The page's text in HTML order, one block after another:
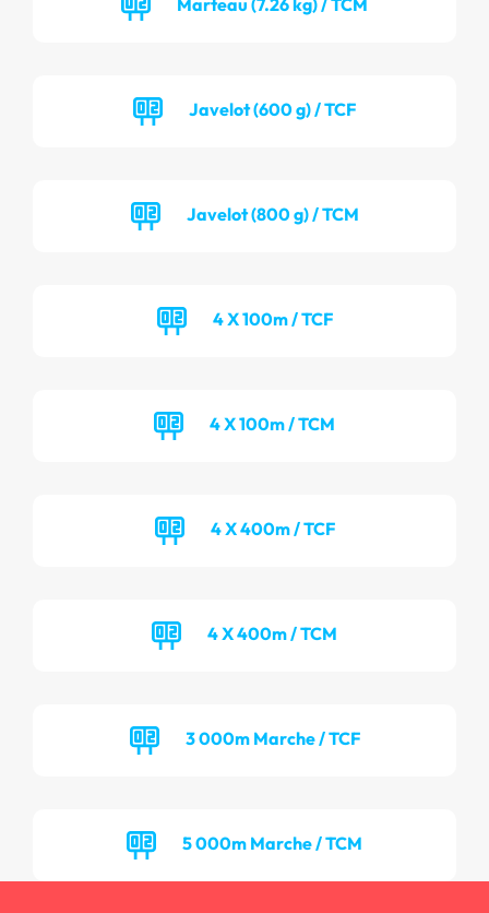
Javelot (600 g) / TCF
Javelot (800 g) / TCM
4 X 100m / TCF
4 X 100m / TCM
4 X 400m / TCF
4 X 400m / TCM
3 000m Marche / TCF
5 000m Marche / TCM